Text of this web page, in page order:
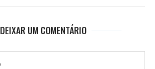
DEIXAR UM COMENTÁRIO